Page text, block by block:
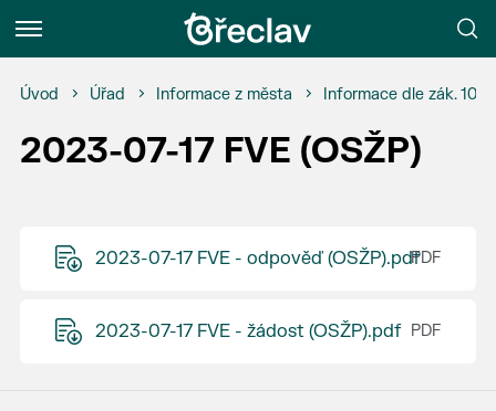
Menu
Úvod Úřad Informace z města Informace dle zák.
2023-07-17 FVE (OSŽP)
2023-07-17 FVE - odpověď (OSŽP).pdf
2023-07-17 FVE - žádost (OSŽP).pdf